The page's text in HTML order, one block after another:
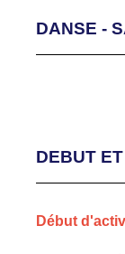
DANSE -
DEBUT
Début